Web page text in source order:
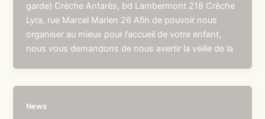
garde) Crèche Antarès, bd Lambermont 218 Crèche
Lyra, rue Marcel Marien 26 Afin de pouvoir nous
organiser au mieux pour l’accueil de votre enfant,
nous vous demandons de nous avertir la veille de la
News